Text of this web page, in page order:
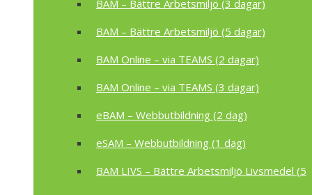
BAM – Bättre Arbetsmiljö (3 dagar)
BAM – Bättre Arbetsmiljö (5 dagar)
BAM Online – via TEAMS (2 dagar)
BAM Online – via TEAMS (3 dagar)
eBAM – Webbutbildning (2 dag)
eSAM – Webbutbildning (1 dag)
BAM LIVS – Bättre Arbetsmiljö Livsmedel (5